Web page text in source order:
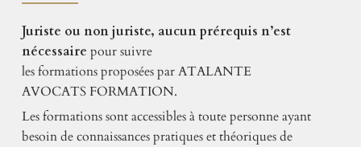
Juriste ou non juriste, aucun prérequis n’est
nécessaire pour suivre
les formations proposées par ATALANTE
AVOCATS FORMATION.
Les formations sont accessibles à toute personne ayant
besoin de connaissances pratiques et théoriques de